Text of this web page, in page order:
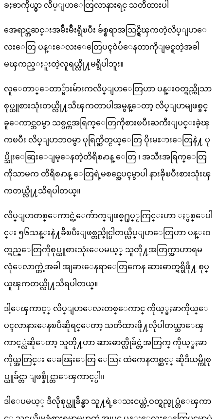
ခႏၶာကိုယ္မွာ လိပ္ျပာေတြလာနားရင္ သတိထားပါ
အေရာင္အဆင္းအမ်ိဳးမ်ိဳးရွိၿပီး ခ်စ္စရာအသြင္ရွိၾကတဲ့လိပ္ျပာေ
လးေတြ ပန္းေလးေတြေပၚဝဲပ်ံေနတာကိုျမင္ရတဲ့အခါ
မၾကည္ႏူးတဲ့လူရယ္လို႔မရွိပါဘူး။
လူေတာ္ေတာ္မ်ားမ်ားကလိပ္ျပာေတြဟာ ပန္းဝတ္ရည္ကိုသာ
စုပ္ယူစားသုံးတယ္လို႔သိၾကတာပါအမွန္ေတာ့ လိပ္ျပာမျဖစ္ခင္
ခူေကာင္ဘဝမွာ သစ္ပင္ကအရြက္ေတြကိုစားၿပီးႀကီးျပင္းခဲ့ၾ
ကၿပီး လိပ္ျပာဘဝမွာ ပုရြက္ဆိတ္ငယ္ေတြ ပိုးမႊားေတြနဲ႔ ပု
ပ္သိုးေဆြးေျမ့ေနတဲ့တိရိစၧာန္ ေတြ ၊ အသီးအရြက္ေတြ
ကိုသာမက တိရိစၧာန္ ေတြရဲ့မစင္အေပၚမွာပါ နားခိုၿပီးစားသုံးၾ
ကတယ္လို႔သိရပါတယ္။
လိပ္ျပာတစ္ေကာင္ရဲ့ေက်ာက္ျဖစ္႐ုပ္ႂကြင္းဟာ ႏွစ္ေပါ
င္း ၅၆သန္းနဲ႔ခ်ီၿပီးျဖစ္တည္နိုင္ပါတယ္လိပ္ျပာေတြဟာ ပန္းဝ
တ္ရည္ေတြကိုစုပ္ယူစားသုံးေပမယ့္ သူတို႔အတြက္အာဟာရမ
လုံေလာက္တဲ့အခါ အျခားေနရာေတြကေန ဆားဓာတ္ရရွိဖို႔ စုပ္
ယူၾကတယ္လို႔သိရပါတယ္။
ဒါ့ေၾကာင့္ လိပ္ျပာေလးတစ္ေကာင္ ကိုယ့္ခႏၶာကိုယ္ေ
ပၚလာနားေနၿပီဆိုရင္ေတာ့ သတိထားဖို႔လိုပါတယ္ဘာေၾ
ကာင့္လဲဆိုေတာ့ သူတို႔ဟာ ဆားဓာတ္လိုခ်င္တဲ့အတြက္ ကိုယ့္ခႏၶာ
ကိုယ္အတြင္း ေခၽြးေတြ ေသြး ထဲကေနတစ္ဆင့္ ဆိုဒီယမ္ကိုစု
ပ္ယူခ်င္တာ ျဖစ္နိုင္တာေၾကာင့္ပါ။
ဒါေပမယ့္ ဒီလိုစုပ္ယူခ်ိန္မွာ သူ႔ရဲ့ေသးငယ္တဲ့ဝတ္ရည္စုပ္တံေၾကာ